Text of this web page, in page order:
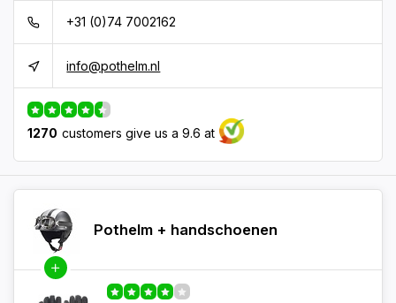
+31 (0)74 7002162
info@pothelm.nl
1270 customers give us a 9.6 at
Pothelm + handschoenen